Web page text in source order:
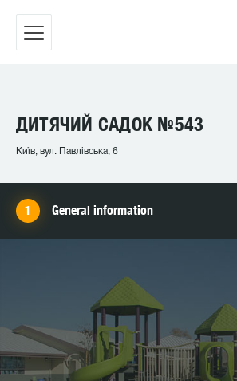
ДИТЯЧИЙ САДОК №543
Київ, вул. Павлівська, 6
General information